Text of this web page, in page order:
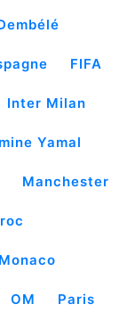
FIFA
Inter Milan
Yamal
Manchester
Monaco
OM Paris